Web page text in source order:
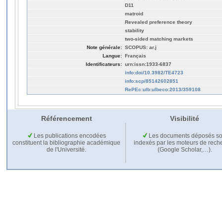
D11
matroid
Revealed preference theory
stability
two-sided matching markets
Note générale: SCOPUS: ar.j
Langue: Français
Identificateurs: urn:issn:1933-6837
info:doi/10.3982/TE4723
info:scp/85142602851
RePEc:ulb:ulbeco:2013/359108
Référencement Visibilité
Les publications encodées
constituent la bibliographie académique
de l'Université.
Les documents déposés
indexés par les moteurs de
(Google Scholar,…).